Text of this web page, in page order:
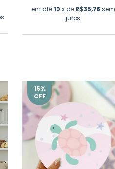
em até10 x de R$35,78 sem
juros
15%
OFF